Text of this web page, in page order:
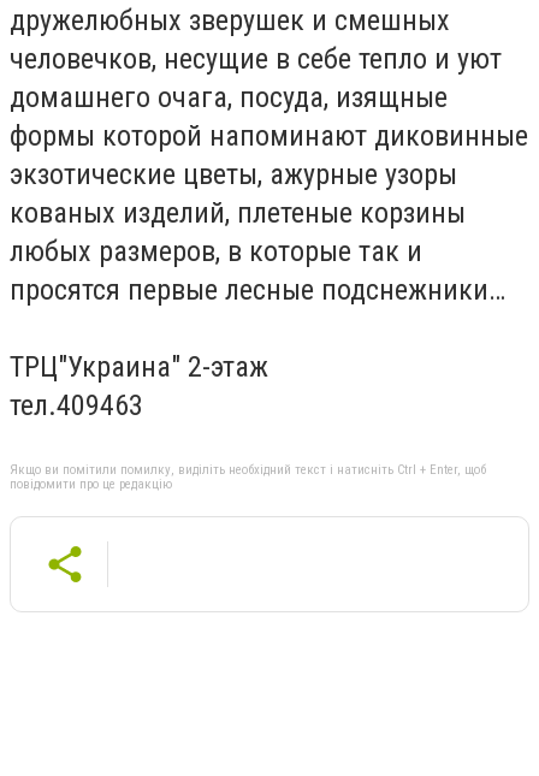
дружелюбных зверушек и смешных
человечков, несущие в себе тепло и уют
домашнего очага, посуда, изящные
формы которой напоминают диковинные
экзотические цветы, ажурные узоры
кованых изделий, плетеные корзины
любых размеров, в которые так и
просятся первые лесные подснежники…
ТРЦ"Украина" 2-этаж
тел.409463
Якщо ви помітили помилку, виділіть необхідний текст і натисніть Ctrl + Enter, щоб
повідомити про це редакцію